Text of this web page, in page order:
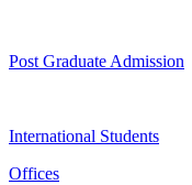
Post Graduate Admission
International Students
Offices